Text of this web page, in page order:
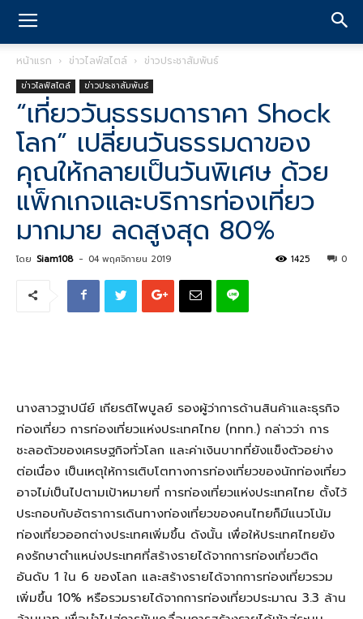
หน้าแรก ข่าวไลฟ์สไตล์ ข่าวประชาสัมพันธ์
ข่าวไลฟ์สไตล์ ข่าวประชาสัมพันธ์
“เที่ยววันธรรมดาราคา Shock
โลก” เปลี่ยนวันธรรมดาของ
คุณให้กลายเป็นวันพิเศษ ด้วย
แพ็กเกจและบริการท่องเที่ยว
มากมาย ลดสูงสุด 80%
โดย Siam108 - 04 พฤศจิกายน 2019 0
1425
นางสาวฐาปนีย์ เกียรติไพบูลย์ รองผู้ว่าการด้านสินค้าและธุรกิจ
ท่องเที่ยว การท่องเที่ยวแห่งประเทศไทย (ททท.) กล่าวว่า การ
ชะลอตัวของเศรษฐกิจทั่วโลก และค่าเงินบาทที่ยังแข็งตัวอย่าง
ต่อเนื่อง เป็นเหตุให้การเติบโตทางการท่องเที่ยวของนักท่องเที่ยว
อาจไม่เป็นไปตามเป้าหมายที่ การท่องเที่ยวแห่งประเทศไทย ตั้งไว้
ประกอบกับอัตราการเดินทางท่องเที่ยวของคนไทยก็มีแนวโน้ม
ท่องเที่ยวออกต่างประเทศเพิ่มขึ้น ดังนั้น เพื่อให้ประเทศไทยยัง
คงรักษาตำแหน่งประเทศที่สร้างรายได้จากการท่องเที่ยวติด
อันดับ 1 ใน 6 ของโลก และสร้างรายได้จากการท่องเที่ยวรวม
เพิ่มขึ้น 10% หรือรวมรายได้จากการท่องเที่ยวประมาณ 3.3 ล้าน